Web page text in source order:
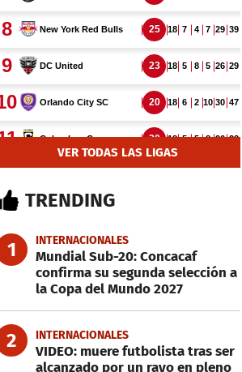
VER TODAS LAS LIGAS
TRENDING
1 INTERNACIONALES
Mundial Sub-20: Concacaf
confirma su segunda selección a
la Copa del Mundo 2027
2 INTERNACIONALES
VIDEO: muere futbolista tras ser
alcanzado por un rayo en pleno